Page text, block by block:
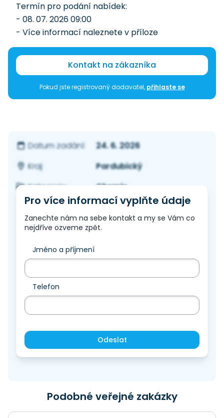
Termín pro podání nabídek:
- 08. 07. 2026 09:00
- Více informací naleznete v příloze
Kontakt na zákazníka
Pokud jste registrovaný dodavatel, přihlaste se
Datum zadání:
24. 6. 2026
Kraj:
Pardubický
Kategorie:
Chemie
Pro více informací vyplňte údaje
Zanechte nám na sebe kontakt a my se Vám co
nejdříve ozveme zpět.
Jméno a příjmení
Telefon
Odeslat
Podobné veřejné zakázky